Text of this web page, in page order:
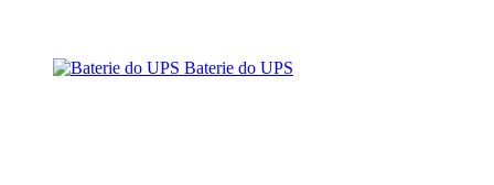
Baterie do UPS